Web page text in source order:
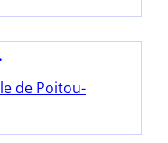
de Poitou-